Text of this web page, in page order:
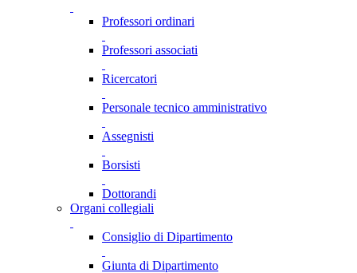
Professori ordinari
Professori associati
Ricercatori
Personale tecnico amministrativo
Assegnisti
Borsisti
Dottorandi
Organi collegiali
Consiglio di Dipartimento
Giunta di Dipartimento